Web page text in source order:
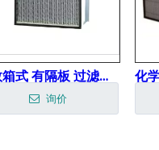
高效箱式 有隔板 过滤器 S
询价